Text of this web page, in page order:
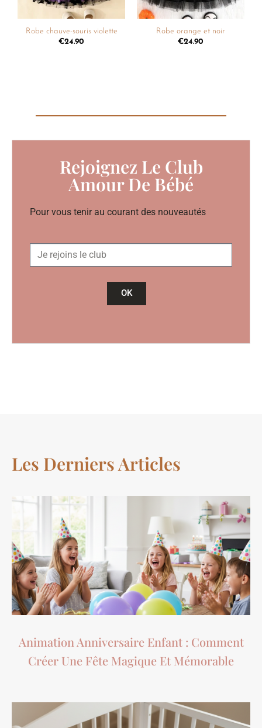
Robe chauve-souris violette
€24.90
Robe orange et noir
€24.90
Rejoignez Le Club
Amour De Bébé
Pour vous tenir au courant des nouveautés
OK
Les Derniers Articles
Animation Anniversaire Enfant : Comment
Créer Une Fête Magique Et Mémorable